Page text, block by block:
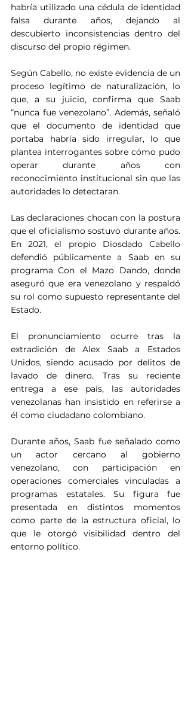
habría utilizado una cédula de identidad
falsa durante años, dejando al
descubierto inconsistencias dentro del
discurso del propio régimen.
Según Cabello, no existe evidencia de un
proceso legítimo de naturalización, lo
que, a su juicio, confirma que Saab
“nunca fue venezolano”. Además, señaló
que el documento de identidad que
portaba habría sido irregular, lo que
plantea interrogantes sobre cómo pudo
operar durante años con
reconocimiento institucional sin que las
autoridades lo detectaran.
Las declaraciones chocan con la postura
que el oficialismo sostuvo durante años.
En 2021, el propio Diosdado Cabello
defendió públicamente a Saab en su
programa Con el Mazo Dando, donde
aseguró que era venezolano y respaldó
su rol como supuesto representante del
Estado.
El pronunciamiento ocurre tras la
extradición de Alex Saab a Estados
Unidos, siendo acusado por delitos de
lavado de dinero. Tras su reciente
entrega a ese país, las autoridades
venezolanas han insistido en referirse a
él como ciudadano colombiano.
Durante años, Saab fue señalado como
un actor cercano al gobierno
venezolano, con participación en
operaciones comerciales vinculadas a
programas estatales. Su figura fue
presentada en distintos momentos
como parte de la estructura oficial, lo
que le otorgó visibilidad dentro del
entorno político.